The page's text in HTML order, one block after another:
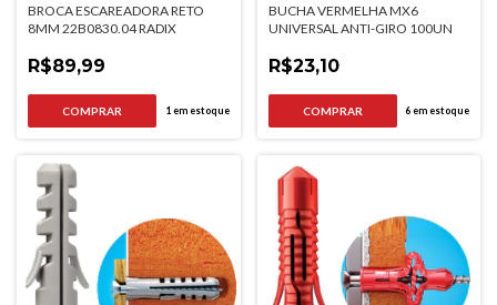
BROCA ESCAREADORA RETO
8MM 22B0830.04 RADIX
R$89,99
1 em estoque
BUCHA VERMELHA MX6
UNIVERSAL ANTI-GIRO 100UN
R$23,10
6em estoque